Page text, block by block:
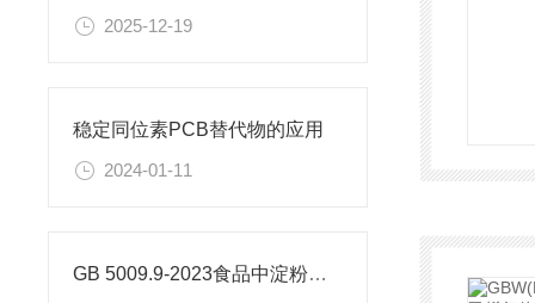
2025-12-19
稳定同位素PCB替代物的应用
2024-01-11
GB 5009.9-2023食品中淀粉的测定